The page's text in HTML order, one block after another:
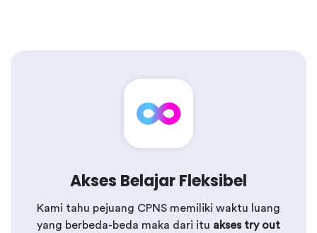
Akses Belajar Fleksibel
Kami tahu pejuang CPNS memiliki waktu luang
yang berbeda-beda maka dari itu akses try out